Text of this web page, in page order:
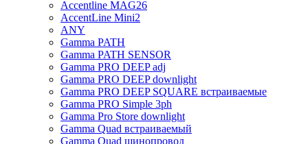
Accentline MAG26
AccentLine Mini2
ANY
Gamma PATH
Gamma PATH SENSOR
Gamma PRO DEEP adj
Gamma PRO DEEP downlight
Gamma PRO DEEP SQUARE встраиваемые
Gamma PRO Simple 3ph
Gamma Pro Store downlight
Gamma Quad встраиваемый
Gamma Quad шинопровод